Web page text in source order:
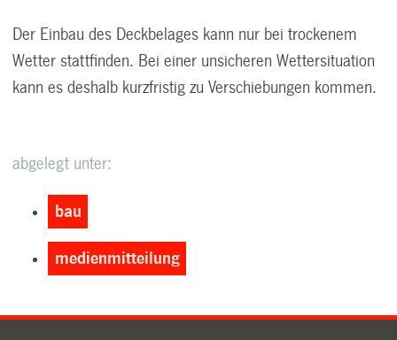
Der Einbau des Deckbelages kann nur bei trockenem
Wetter stattfinden. Bei einer unsicheren Wettersituation
kann es deshalb kurzfristig zu Verschiebungen kommen.
abgelegt unter:
bau
medienmitteilung